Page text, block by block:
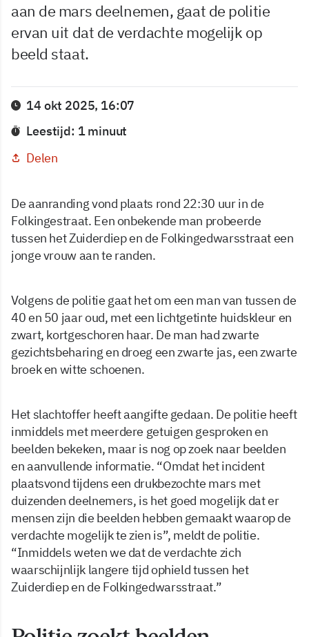
aan de mars deelnemen, gaat de politie
ervan uit dat de verdachte mogelijk op
beeld staat.
14 okt 2025, 16:07
Leestijd: 1 minuut
Delen
De aanranding vond plaats rond 22:30 uur in de
Folkingestraat. Een onbekende man probeerde
tussen het Zuiderdiep en de Folkingedwarsstraat een
jonge vrouw aan te randen.
Volgens de politie gaat het om een man van tussen de
40 en 50 jaar oud, met een lichtgetinte huidskleur en
zwart, kortgeschoren haar. De man had zwarte
gezichtsbeharing en droeg een zwarte jas, een zwarte
broek en witte schoenen.
Het slachtoffer heeft aangifte gedaan. De politie heeft
inmiddels met meerdere getuigen gesproken en
beelden bekeken, maar is nog op zoek naar beelden
en aanvullende informatie. “Omdat het incident
plaatsvond tijdens een drukbezochte mars met
duizenden deelnemers, is het goed mogelijk dat er
mensen zijn die beelden hebben gemaakt waarop de
verdachte mogelijk te zien is”, meldt de politie.
“Inmiddels weten we dat de verdachte zich
waarschijnlijk langere tijd ophield tussen het
Zuiderdiep en de Folkingedwarsstraat.”